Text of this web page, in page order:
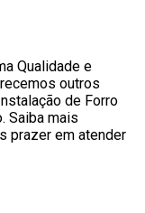
Qualidade e
outros
de Forro
Saiba mais
prazer em atender